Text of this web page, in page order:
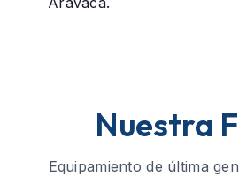
Nuestra
Equipamiento de última